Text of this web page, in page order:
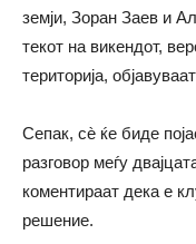
земји, Зоран Заев и
текот на викендот,
територија,
Сепак, сѐ ќе биде
разговор меѓу
коментираат дека е
решение.